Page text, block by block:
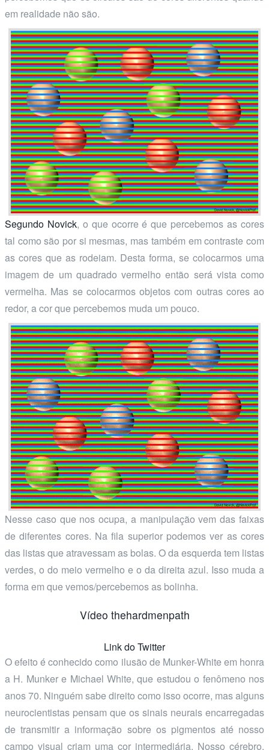
em realidade não são.
Segundo Novick, o que ocorre é que percebemos as cores
tal como são por si mesmas, mas também em contraste com
as cores que as rodeiam. Desta forma, se colocarmos uma
imagem de um quadrado vermelho então será vista como
vermelha. Mas se colocarmos objetos com outras cores ao
redor, a cor que percebemos muda um pouco.
Nesse caso que nos ocupa, a manipulação vem das faixas
de diferentes cores. Na fila superior podemos ver as cores
das listas que atravessam as bolas. O da esquerda tem listas
verdes, o do meio vermelho e o da direita azul. Isso muda a
forma em que vemos/percebemos as bolinha.
Vídeo thehardmenpath
Link do Twitter
O efeito é conhecido como ilusão de Munker-White em honra
a H. Munker e Michael White, que estudou o fenômeno nos
anos 70. Ninguém sabe direito como isso ocorre, mas alguns
neurocientistas pensam que os sinais neurais encarregadas
de transmitir a informação sobre os pigmentos até nosso
campo visual criam uma cor intermediária. Nosso cérebro,